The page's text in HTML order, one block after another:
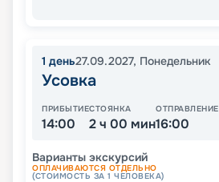
1 день27.09.2027, Понедельник
Усовка
ПРИБЫТИЕ
14:00
СТОЯНКА
2 ч 00 мин
ОТПРАВЛЕНИЕ
16:00
Варианты экскурсий
ОПЛАЧИВАЮТСЯ ОТДЕЛЬНО
(СТОИМОСТЬ ЗА 1 ЧЕЛОВЕКА)